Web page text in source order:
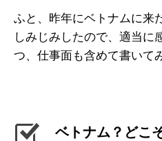
ふと、昨年にベトナムに来
しみじみしたので、適当に
つ、仕事面も含めて書いて
ベトナム？どこ